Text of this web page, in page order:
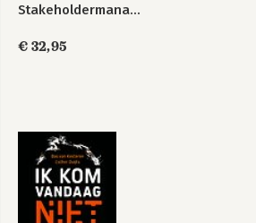
dialoog
Bekijk alle boeken
Stakeholdermanagement
€ 32,95